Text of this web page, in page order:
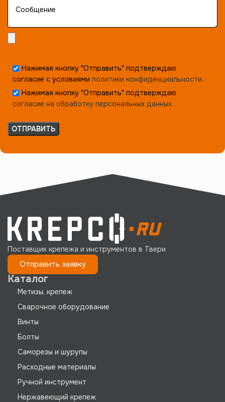
Нажимая кнопку "Отправить" подтверждаю
согласие с условиями политики конфиденциальности.
Нажимая кнопку "Отправить" подтверждаю
согласие на обработку персональных данных.
Поставщик крепежа и инструментов в Твери
Отправить заявку
Каталог
Метизы, крепеж
Сварочное оборудование
Винты
Болты
Саморезы и шурупы
Расходные материалы
Ручной инструмент
Нержавеющий крепеж